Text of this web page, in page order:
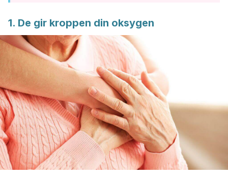
1. De gir kroppen din oksygen